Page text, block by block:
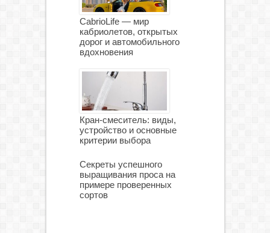
CabrioLife — мир
кабриолетов, открытых
дорог и автомобильного
вдохновения
Кран-смеситель: виды,
устройство и основные
критерии выбора
Секреты успешного
выращивания проса на
примере проверенных
сортов